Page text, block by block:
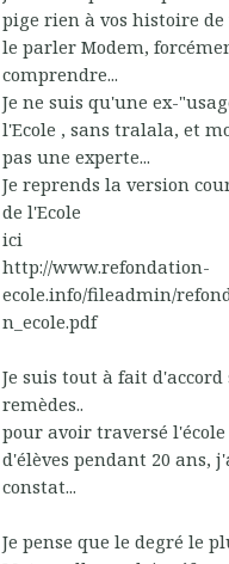
pige rien à vos histoire de
le parler Modem,
comprendre...
Je ne suis qu'une ex-
l'Ecole , sans tralala, et
pas une experte...
Je reprends la version
de l'Ecole
ici
http://www.refondation-
ecole.info/fileadmin/
n_ecole.pdf
Je suis tout à fait
remèdes..
pour avoir traversé
d'élèves pendant 20 ans,
constat...
Je pense que le degré le